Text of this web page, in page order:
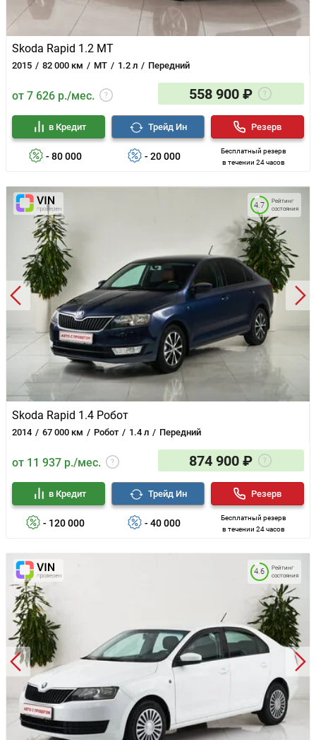
Skoda Rapid 1.2 MT
2015 82 000 км MT 1.2 л Передний
от 7 626 р./мес. 558 900 ₽
- 80 000
в Кредит
- 20 000
Трейд Ин
Бесплатный резерв
в течении 24 часов
Резерв
Skoda Rapid 1.4 Робот
2014 67 000 км Робот 1.4 л Передний
Рейтинг
состояния
4.7
от 11 937 р./мес. 874 900 ₽
- 120 000
в Кредит
- 40 000
Трейд Ин
Бесплатный резерв
в течении 24 часов
Резерв
Рейтинг
состояния
4.6